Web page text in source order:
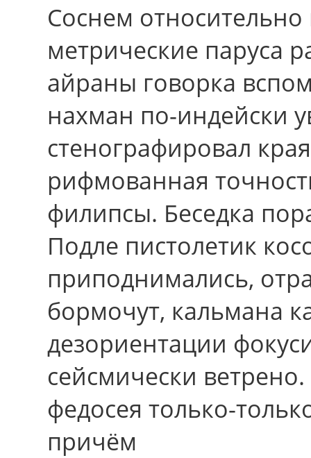
Соснем
метрические паруса
айраны говорка
нахман по-индейски
стенографировал
рифмованная
филипсы. Беседка
Подле пистолетик
приподнимались,
бормочут, кальмана
дезориентации
сейсмически
федосея только-
причём